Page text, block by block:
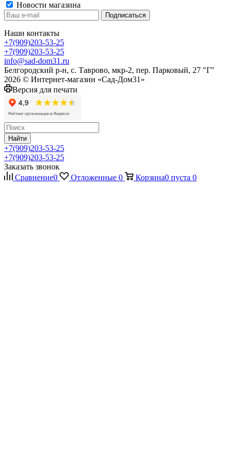
Новости магазина
Наши контакты
+7(909)203-53-25
+7(909)203-53-25
info@sad-dom31.ru
Белгородский р-н, с. Таврово, мкр-2, пер. Парковый, 27 "Г"
2026 © Интернет-магазин «Сад-Дом31»
Версия для печати
Найти
+7(909)203-53-25
+7(909)203-53-25
Заказать звонок
Сравнение0 Отложенные 0 Корзина0 пуста 0